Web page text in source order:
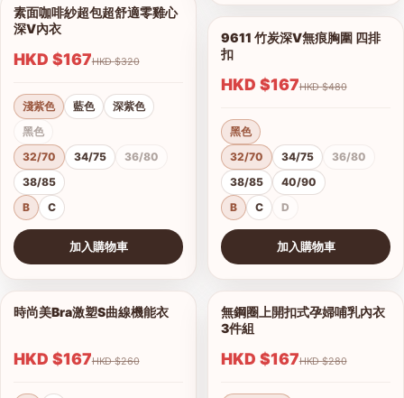
1/14
素面咖啡紗超包超舒適零雞心
深V內衣
HKD $167 HKD $320
淺紫色 藍色
深紫色
黑色
32/70
34/75
36/80
38/85
B
C
加入購物車
1/2
查看圖片
時尚美Bra激塑S曲線機能衣
HKD $167 HKD $260
1/7
9611 竹炭深V無痕胸圍 四排
扣
HKD $167 HKD $480
黑色
32/70
34/75
36/80
38/85
40/90
B
C D
加入購物車
1/3
查看圖片
無鋼圈上開扣式孕婦哺乳內衣
3件組
HKD $167 HKD $280
港澳中文